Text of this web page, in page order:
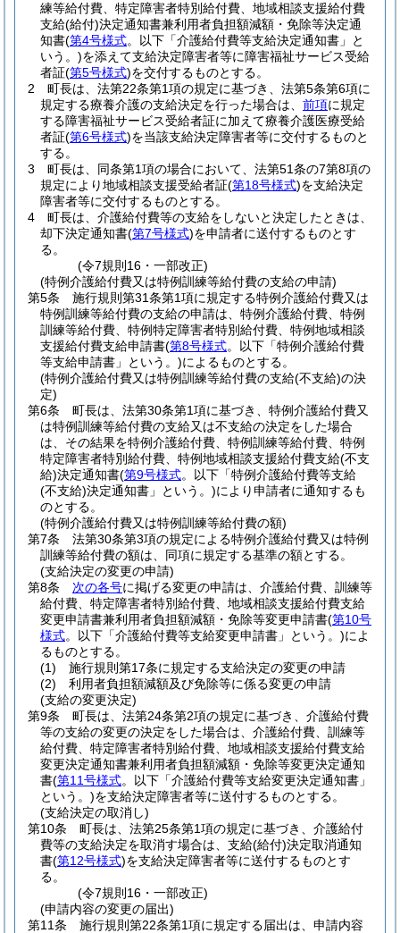
練等給付費、特定障害者特別給付費、地域相談支援給付費
支給(給付)決定通知書兼利用者負担額減額・免除等決定通
知書(第4号様式。以下「介護給付費等支給決定通知書」と
いう。)を添えて支給決定障害者等に障害福祉サービス受給
者証(第5号様式)を交付するものとする。
2
町長は、法第22条第1項の規定に基づき、法第5条第6項に
規定する療養介護の支給決定を行った場合は、 前項に規定
する障害福祉サービス受給者証に加えて療養介護医療受給
者証(第6号様式)を当該支給決定障害者等に交付するものと
する。
3
町長は、同条第1項の場合において、法第51条の7第8項の
規定により地域相談支援受給者証(第18号様式)を支給決定
障害者等に交付するものとする。
4
町長は、介護給付費等の支給をしないと決定したときは、
却下決定通知書(第7号様式)を申請者に送付するものとす
る。
(令7規則16・一部改正)
(特例介護給付費又は特例訓練等給付費の支給の申請)
第5条
施行規則第31条第1項に規定する特例介護給付費又は
特例訓練等給付費の支給の申請は、特例介護給付費、特例
訓練等給付費、特例特定障害者特別給付費、特例地域相談
支援給付費支給申請書(第8号様式。以下「特例介護給付費
等支給申請書」という。)によるものとする。
(特例介護給付費又は特例訓練等給付費の支給(不支給)の決
定)
第6条
町長は、法第30条第1項に基づき、特例介護給付費又
は特例訓練等給付費の支給又は不支給の決定をした場合
は、その結果を特例介護給付費、特例訓練等給付費、特例
特定障害者特別給付費、特例地域相談支援給付費支給(不支
給)決定通知書(第9号様式。以下「特例介護給付費等支給
(不支給)決定通知書」という。)により申請者に通知するも
のとする。
(特例介護給付費又は特例訓練等給付費の額)
第7条
法第30条第3項の規定による特例介護給付費又は特例
訓練等給付費の額は、同項に規定する基準の額とする。
(支給決定の変更の申請)
第8条
次の各号に掲げる変更の申請は、介護給付費、訓練等
給付費、特定障害者特別給付費、地域相談支援給付費支給
変更申請書兼利用者負担額減額・免除等変更申請書(第10号
様式。以下「介護給付費等支給変更申請書」という。)によ
るものとする。
(1)
施行規則第17条に規定する支給決定の変更の申請
(2)
利用者負担額減額及び免除等に係る変更の申請
(支給の変更決定)
第9条
町長は、法第24条第2項の規定に基づき、介護給付費
等の支給の変更の決定をした場合は、介護給付費、訓練等
給付費、特定障害者特別給付費、地域相談支援給付費支給
変更決定通知書兼利用者負担額減額・免除等変更決定通知
書(第11号様式。以下「介護給付費等支給変更決定通知書」
という。)を支給決定障害者等に送付するものとする。
(支給決定の取消し)
第10条
町長は、法第25条第1項の規定に基づき、介護給付
費等の支給決定を取消す場合は、支給(給付)決定取消通知
書(第12号様式)を支給決定障害者等に送付するものとす
る。
(令7規則16・一部改正)
(申請内容の変更の届出)
第11条
施行規則第22条第1項に規定する届出は、申請内容